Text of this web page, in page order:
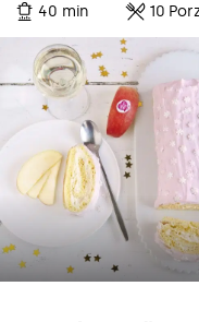
40 min
10